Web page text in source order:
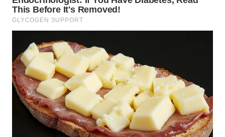
WN
DAIRI
WN
DANAU
TOBA
WN
NIAS